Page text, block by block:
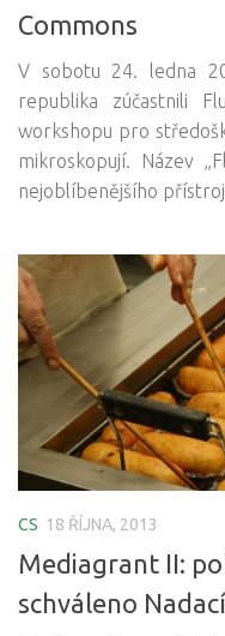
Commons
V sobotu 24. ledna
republika zúčastnili
workshopu pro
mikroskopují. Název
nejoblíbenějšího
CS 18 ŘÍJNA, 2013
Mediagrant II:
schváleno Nadací